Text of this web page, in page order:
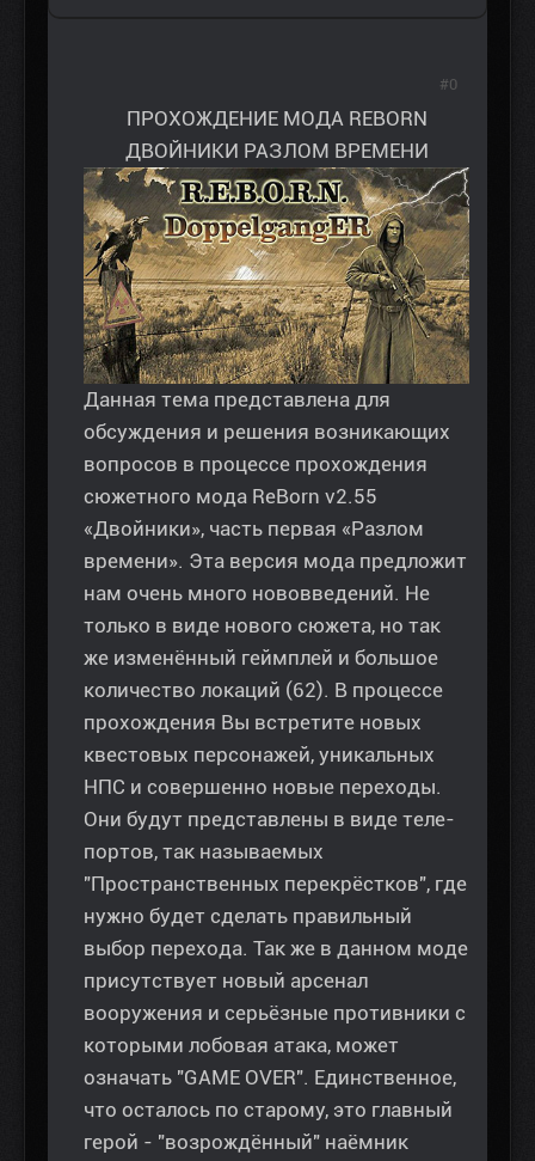
ПРОХОЖДЕНИЕ МОДА REBORN
ДВОЙНИКИ РАЗЛОМ ВРЕМЕНИ
Данная тема представлена для
обсуждения и решения возникающих
вопросов в процессе прохождения
сюжетного мода ReBorn v2.55
«Двойники», часть первая «Разлом
времени». Эта версия мода предложит
нам очень много нововведений. Не
только в виде нового сюжета, но так
же изменённый геймплей и большое
количество локаций (62). В процессе
прохождения Вы встретите новых
квестовых персонажей, уникальных
НПС и совершенно новые переходы.
Они будут представлены в виде теле-
портов, так называемых
"Пространственных перекрёстков", где
нужно будет сделать правильный
выбор перехода. Так же в данном моде
присутствует новый арсенал
вооружения и серьёзные противники с
которыми лобовая атака, может
означать "GAME OVER". Единственное,
что осталось по старому, это главный
герой - "возрождённый" наёмник
#0